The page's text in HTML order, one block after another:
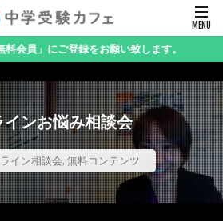
ご登録をお願い致します。
ンお悩み相談会
イン相談会, 無料コンテンツ